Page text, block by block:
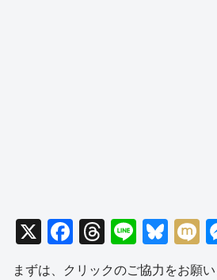
X
F
a
T
hr
Li
n
Bl
u
まずは、クリックのご協力をお願